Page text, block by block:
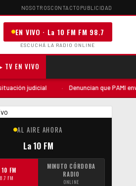
NOSOTROSCONTACTO PUBLICIDAD
EN VIVO · La 10 FM FM 98.7
ESCUCHÁ LA RADIO ONLINE
TV EN VIVO
judicial Denuncian que PAMI
AL AIRE AHORA
La 10 FM
10 FM
FM
MINUTO CÓRDOBA
RADIO
ONLINE